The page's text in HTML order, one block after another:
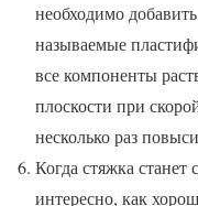
необходимо
называемые
все компоненты
плоскости при
несколько раз
Когда стяжка станет
интересно, как